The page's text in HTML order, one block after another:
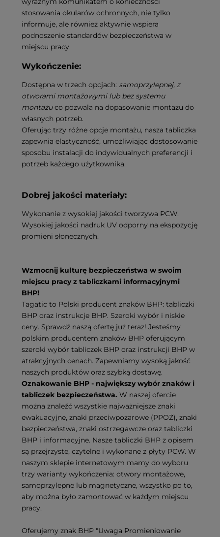
stosowania okularów ochronnych, nie tylko
informuje, ale również aktywnie wspiera
podnoszenie standardów bezpieczeństwa w
miejscu pracy
Wykończenie:
Dostępna w trzech opcjach: samoprzylepnej, z
otworami montażowymi lub bez systemu
montażuco pozwala na dopasowanie montażu do
własnych potrzeb.
Oferując trzy różne opcje montażu, nasza tabliczka
zapewnia elastyczność, umożliwiając dostosowanie
sposobu instalacji do indywidualnych preferencji i
potrzeb każdego użytkownika.
Dobrej jakości materiały:
Wykonanie z wysokiej jakości tworzywa PCW.
Wysokiej jakości nadruk UV odporny na ekspozycję
promieni słonecznych.
Wzmocnij kulturę bezpieczeństwa w swoim
miejscu pracy z tabliczkami informacyjnymi
BHP!
Tagatic to Polski producent znaków BHP: tabliczki
BHP oraz instrukcje BHP. Szeroki wybór i niskie
ceny. Sprawdź naszą ofertę już teraz! Jesteśmy
polskim producentem znaków BHP oferującym
szeroki wybór tabliczek BHP oraz instrukcji BHP w
atrakcyjnych cenach. Zapewniamy wysoką jakość
naszych produktów oraz szybką dostawę.
Oznakowanie BHP - największy wybór znaków i
tabliczek bezpieczeństwa. W naszej ofercie
można znaleźć wszystkie najważniejsze znaki
ewakuacyjne, znaki przeciwpożarowe (PPOŻ), znaki
bezpieczeństwa, znaki ostrzegawcze oraz tabliczki
BHP i informacyjne. Nasze tabliczki BHP z opisem
są przejrzyste, czytelne i wykonane z płyty PCW. W
naszym sklepie internetowym mamy do wyboru
trzy warianty wykończenia: otwory montażowe,
samoprzylepne lub magnetyczne, wszystko po to,
aby można było zamontować w każdym miejscu
pracy.
Oferujemy znak BHP "Uwaga Promieniowanie